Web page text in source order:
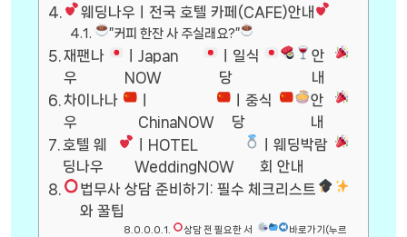
웨딩나우ㅣ전국 호텔 카페(CAFE)안내
”커피 한잔 사 주실래요?”
재팬나
우
ㅣJapan
NOW
ㅣ일식
당
안
내
차이나나
우
ChinaNOW
ㅣ중식
당
안
내
호텔 웨
딩나우
ㅣHOTEL
WeddingNOW
ㅣ웨딩박람
회 안내
법무사 상담 준비하기: 필수 체크리스트
와 꿀팁
상담 전 필요한 서
바로가기(누르